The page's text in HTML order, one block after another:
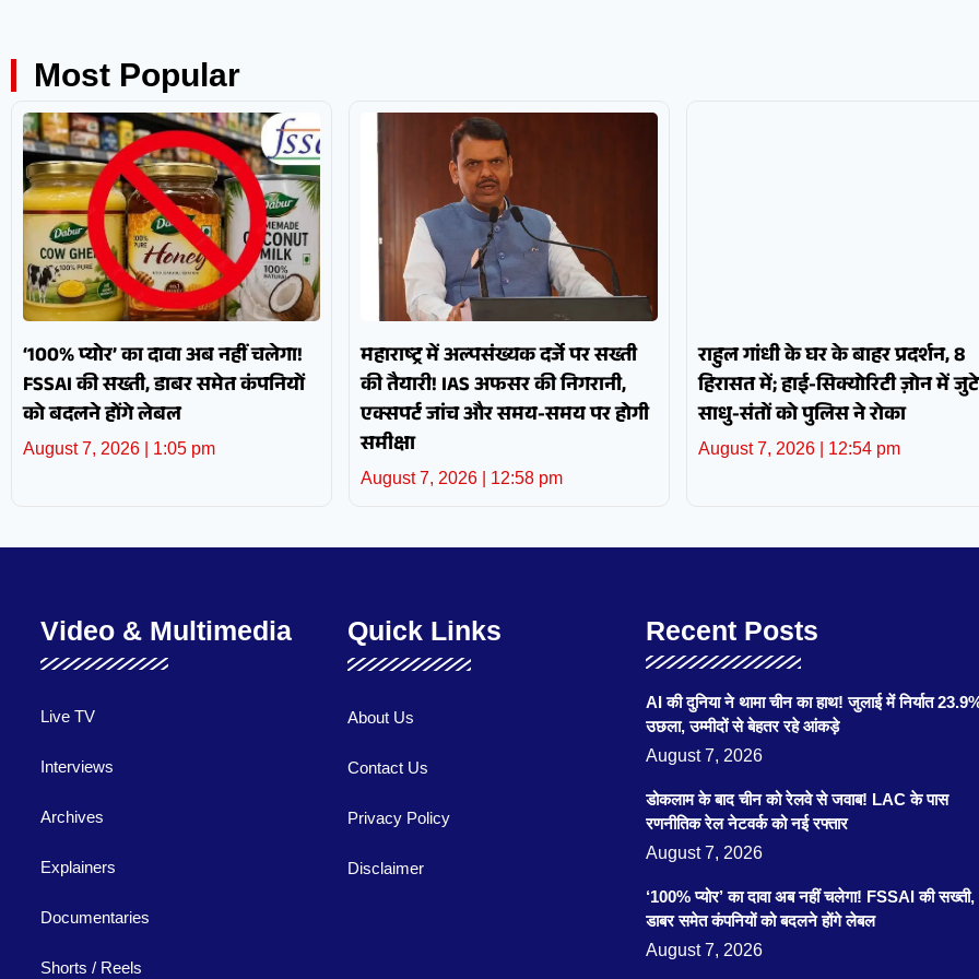
Most Popular
‘100% प्योर’ का दावा अब नहीं चलेगा!
FSSAI की सख्ती, डाबर समेत कंपनियों
को बदलने होंगे लेबल
August 7, 2026 1:05 pm
महाराष्ट्र में अल्पसंख्यक दर्जे पर सख्ती
की तैयारी! IAS अफसर की निगरानी,
एक्सपर्ट जांच और समय-समय पर होगी
समीक्षा
August 7, 2026 12:58 pm
राहुल गांधी के घर के बाहर प्रदर्शन, 8
हिरासत में; हाई-सिक्योरिटी ज़ोन में जुटे
साधु-संतों को पुलिस ने रोका
August 7, 2026 12:54 pm
Video & Multimedia
Live TV
Interviews
Archives
Explainers
Documentaries
Shorts / Reels
Quick Links
About Us
Contact Us
Privacy Policy
Disclaimer
Recent Posts
AI की दुनिया ने थामा चीन का हाथ! जुलाई में निर्यात
उछला, उम्मीदों से बेहतर रहे आंकड़े
August 7, 2026
डोकलाम के बाद चीन को रेलवे से जवाब! LAC के पास
रणनीतिक रेल नेटवर्क को नई रफ्तार
August 7, 2026
‘100% प्योर’ का दावा अब नहीं चलेगा! FSSAI की सख्ती,
डाबर समेत कंपनियों को बदलने होंगे लेबल
August 7, 2026